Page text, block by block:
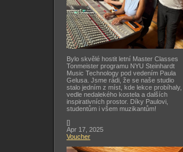
Bylo skvělé hostit letní Master Classes
Tonmeister programu NYU Steinhardt
Music Technology pod vedením Paula
Gelusa. Jsme rádi, že se naše studio
stalo jedním z míst, kde lekce probíhaly,
vedle nedalekého kostela a dalších
inspirativních prostor. Díky Paulovi,
studentům i všem muzikantům!
[]
Apr 17, 2025
Voucher